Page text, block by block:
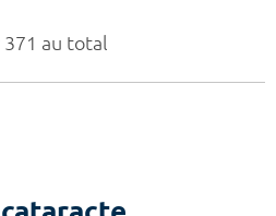
371 au total